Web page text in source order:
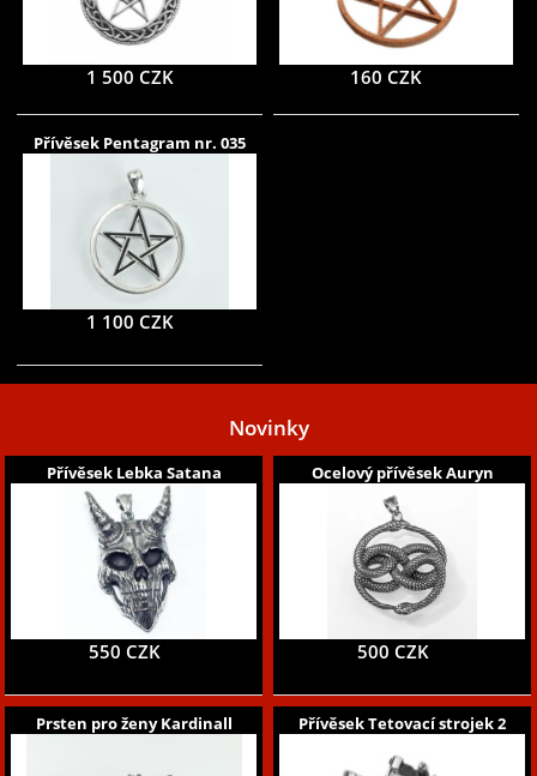
1 500 CZK 160 CZK
Přívěsek Pentagram nr. 035
1 100 CZK
Novinky
Přívěsek Lebka Satana
550 CZK
Ocelový přívěsek Auryn
500 CZK
Prsten pro ženy Kardinall Přívěsek Tetovací strojek 2